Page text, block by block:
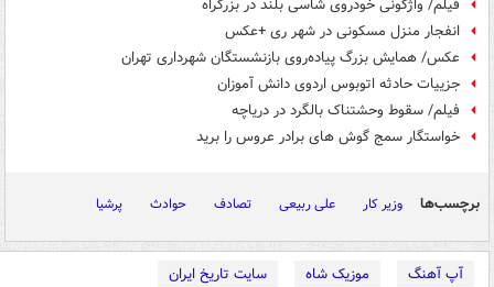
فیلم/ واژگونی خودروی شاسی بلند در بزرگراه
انفجار منزل مسکونی در شهر ری +عکس
عکس/ همایش بزرگ پیاده‌روی بازنشستگان شهرداری تهران
جزییات حادثه اتوبوس اردوی دانش آموزان
فیلم/ سقوط وحشتناک بالگرد در دریاچه
خواستگار سمج گوش های برادر عروس را برید
برچسب‌ها وزیر کار علی ربیعی تصادف حوادث پرشیا
آپ آهنگ موزیک شاه
سایت تاریخ ایران